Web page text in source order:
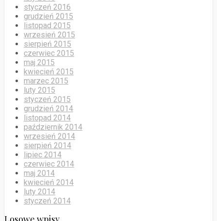
styczeń 2016
grudzień 2015
listopad 2015
wrzesień 2015
sierpień 2015
czerwiec 2015
maj 2015
kwiecień 2015
marzec 2015
luty 2015
styczeń 2015
grudzień 2014
listopad 2014
październik 2014
wrzesień 2014
sierpień 2014
lipiec 2014
czerwiec 2014
maj 2014
kwiecień 2014
luty 2014
styczeń 2014